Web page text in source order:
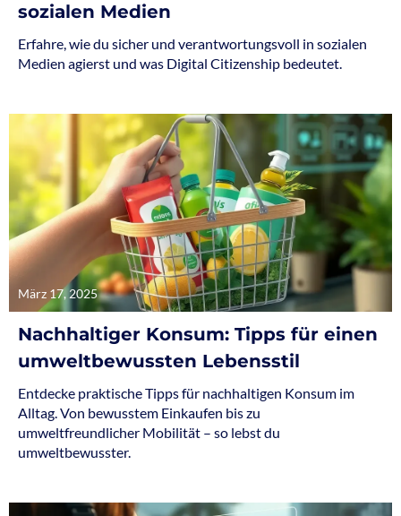
sozialen Medien
Erfahre, wie du sicher und verantwortungsvoll in sozialen
Medien agierst und was Digital Citizenship bedeutet.
März 17, 2025
Nachhaltiger Konsum: Tipps für einen
umweltbewussten Lebensstil
Entdecke praktische Tipps für nachhaltigen Konsum im
Alltag. Von bewusstem Einkaufen bis zu
umweltfreundlicher Mobilität – so lebst du
umweltbewusster.